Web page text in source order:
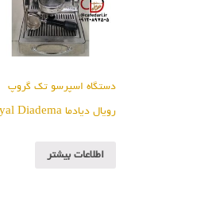
دستگاه اسپرسو تک گروپ
رویال دیادما Royal Diadema
اطلاعات بیشتر